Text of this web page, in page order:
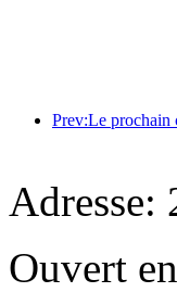
Ouvert